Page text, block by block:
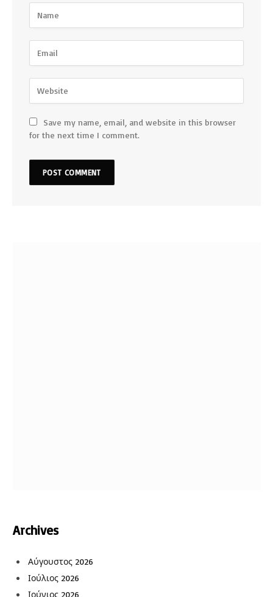
Save my name, email, and website in this browser
for the next time I comment.
Archives
Αύγουστος 2026
Ιούλιος 2026
Ιούνιος 2026